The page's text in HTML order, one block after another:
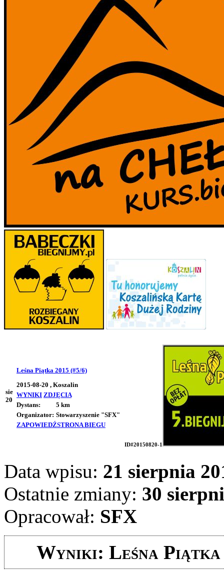
sie
20
Leśna Piątka 2015 (#5/6)
2015-08-20 , Koszalin
WYNIKI ZDJĘCIA
Dystans:
5 km
Organizator: Stowarzyszenie "SFX"
ZAPOWIEDŹSTRONA BIEGU
ID#20150820-1
Data wpisu: 21 sierpnia
Ostatnie zmiany: 30
Opracował: SFX
Wyniki: Leśna Piątka